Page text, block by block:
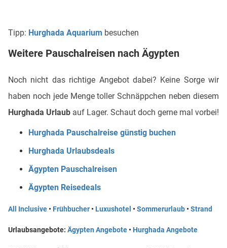
Tipp: Hurghada Aquarium besuchen
Weitere Pauschalreisen nach Ägypten
Noch nicht das richtige Angebot dabei? Keine Sorge wir
haben noch jede Menge toller Schnäppchen neben diesem
Hurghada Urlaub auf Lager. Schaut doch gerne mal vorbei!
Hurghada Pauschalreise günstig buchen
Hurghada Urlaubsdeals
Ägypten Pauschalreisen
Ägypten Reisedeals
All Inclusive • Frühbucher • Luxushotel •Sommerurlaub •Strand
Urlaubsangebote: Ägypten Angebote • Hurghada Angebote